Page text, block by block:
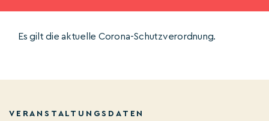
Es gilt die aktuelle Corona-Schutzverordnung.
VERANSTALTUNGSDATEN